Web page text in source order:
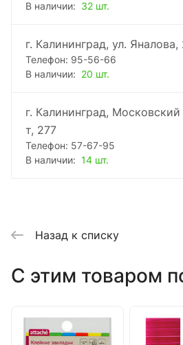
В наличии: 32 шт.
г. Калининград, ул. Яналова,
Телефон: 95-56-66
В наличии: 20 шт.
г. Калининград,
т, 277
Телефон: 57-67-95
В наличии: 14 шт.
Назад к списку
C этим товаром